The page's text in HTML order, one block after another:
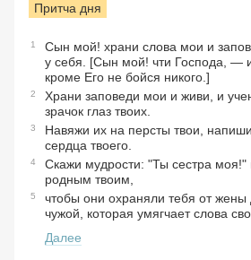
Притча дня
1
Сын мой! храни слова мои и
у себя. [Сын мой! чти Господа, —
кроме Его не бойся никого.]
2
Храни заповеди мои и живи, и
зрачок глаз твоих.
3
Навяжи их на персты твои,
сердца твоего.
4
Скажи мудрости: "Ты сестра моя!"
родным твоим,
5
чтобы они охраняли тебя от жены
чужой, которая умягчает слова
Далее